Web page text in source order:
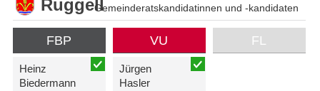
RuggellGemeinderatskandidatinnen und -kandidaten
FBP
Heinz
Biedermann
VU
Jürgen
Hasler
FL